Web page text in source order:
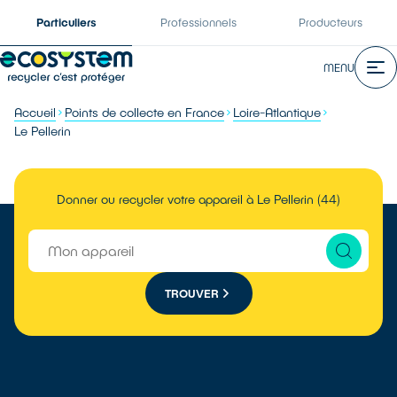
Particuliers Professionnels Producteurs
MENU
Accueil Points de collecte en France
Loire-Atlantique
Le Pellerin
Donner ou recycler votre appareil à Le Pellerin (44)
TROUVER